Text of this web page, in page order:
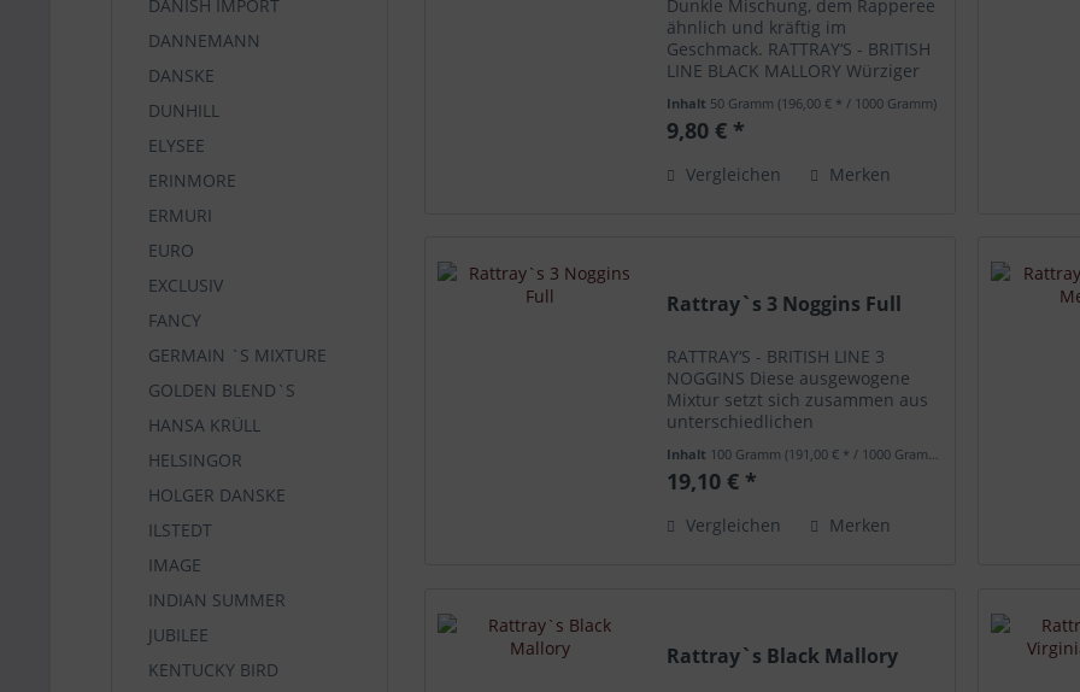
DANISH IMPORT
DANNEMANN
DANSKE
DUNHILL
ELYSEE
ERINMORE
ERMURI
EURO
EXCLUSIV
FANCY
GERMAIN `S MIXTURE
GOLDEN BLEND`S
HANSA KRÜLL
HELSINGOR
HOLGER DANSKE
ILSTEDT
IMAGE
INDIAN SUMMER
JUBILEE
KENTUCKY BIRD
Dunkle Mischung, dem Rapperee
ähnlich und kräftig im
Geschmack. RATTRAY‘S - BRITISH
LINE BLACK MALLORY Würziger
geschnittene Virginiatabake
vereinen sich mit Black
Inhalt 50 Gramm(196,00 € * / 1000 Gramm)
9,80 € *
Vergleichen Merken
Rattray`s 3 Noggins Full
RATTRAY‘S - BRITISH LINE 3
NOGGINS Diese ausgewogene
Mixtur setzt sich zusammen aus
unterschiedlichen
Cavendish, würzigem Latakia und
einem kleinen Anteil Orient.
Inhalt 100 Gramm(191,00 € * / 1000 Gramm)
19,10 € *
Vergleichen Merken
Rattray`s Black Mallory